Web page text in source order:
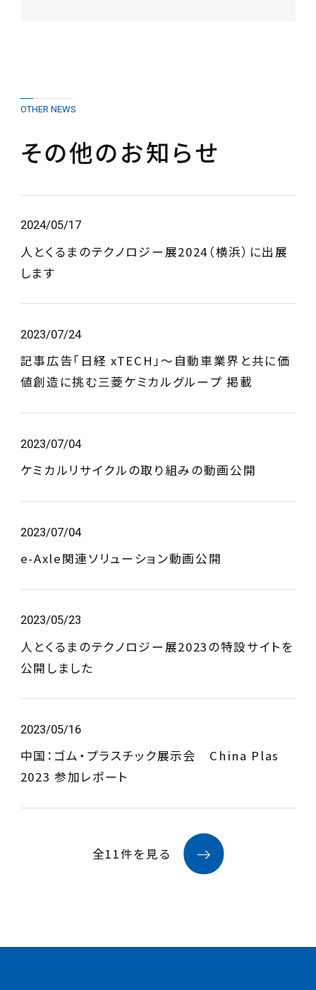
OTHER NEWS
その他のお知らせ
2024/05/17
人とくるまのテクノロジー展2024（横浜）に出展
します
2023/07/24
記事広告「日経 xTECH」～自動車業界と共に価
値創造に挑む三菱ケミカルグループ 掲載
2023/07/04
ケミカルリサイクルの取り組みの動画公開
2023/07/04
e-Axle関連ソリューション動画公開
2023/05/23
人とくるまのテクノロジー展2023の特設サイトを
公開しました
2023/05/16
中国：ゴム・プラスチック展示会 China Plas
2023 参加レポート
全11件を見る